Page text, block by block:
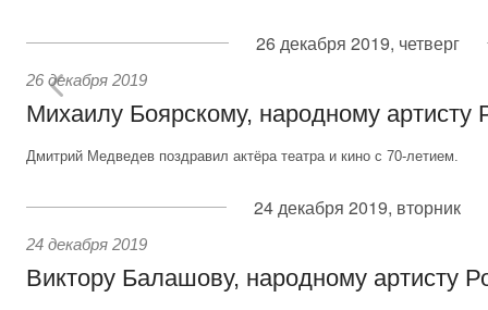
26 декабря 2019, четверг
26 декабря 2019
Михаилу Боярскому, народному артисту
Дмитрий Медведев поздравил актёра театра и кино с 70-летием.
24 декабря 2019, вторник
24 декабря 2019
Виктору Балашову, народному артисту